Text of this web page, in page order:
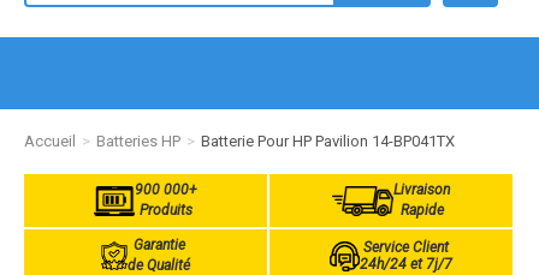
Accueil Batteries HP Batterie Pour HP Pavilion 14-BP041TX
900 000+
Produits
Livraison
Rapide
Garantie
de Qualité
Service Client
24h/24 et 7j/7